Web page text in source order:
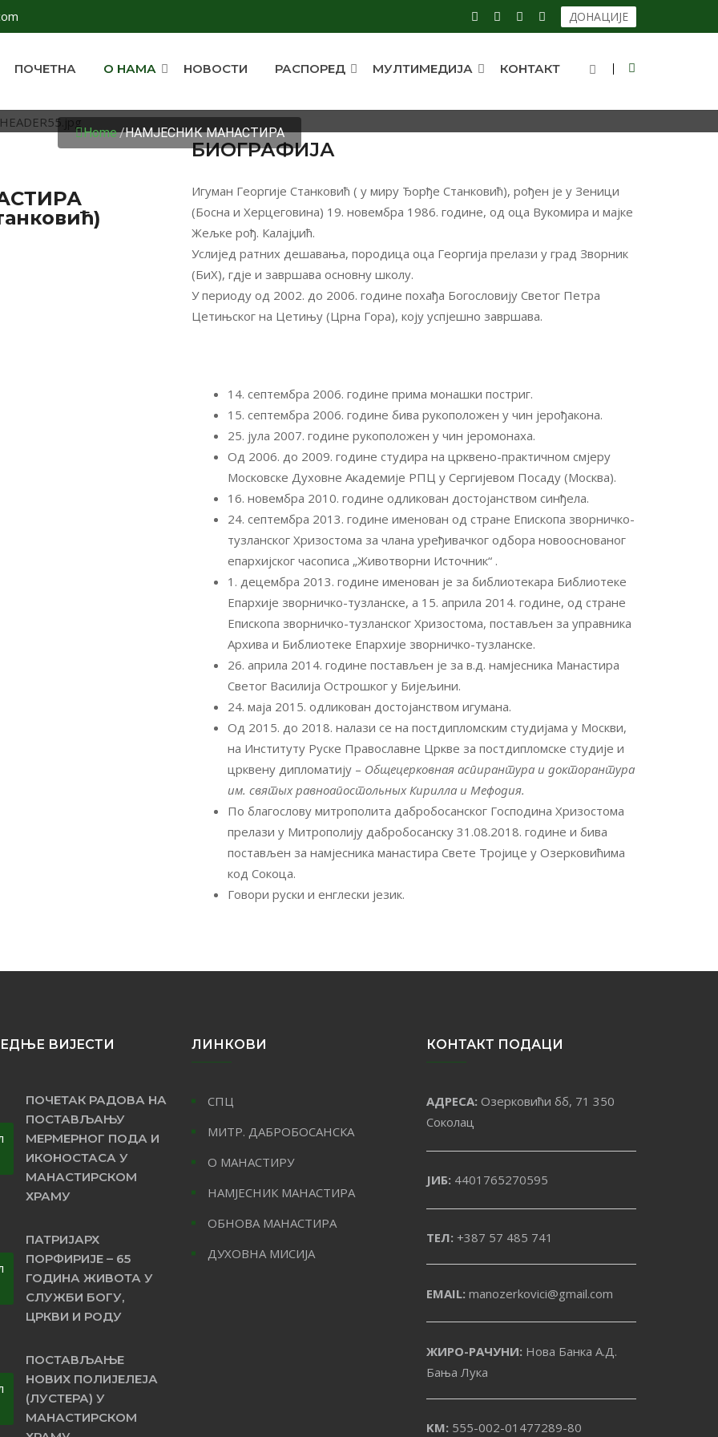
ДОНАЦИЈЕ
ПОЧЕТНА О НАМА НОВОСТИ РАСПОРЕД МУЛТИМЕДИЈА КОНТАКТ
Home/НАМЈЕСНИК МАНАСТИРА
БИОГРАФИЈА
Игуман Георгије Станковић ( у миру Ђорђе Станковић), рођен је у Зеници
(Босна и Херцеговина) 19. новембра 1986. године, од оца Вукомира и мајке
Жељке рођ. Калајџић.
Услијед ратних дешавања, породица оца Георгија прелази у град Зворник
(БиХ), гдје и завршава основну школу.
У периоду од 2002. до 2006. године похађа Богословију Светог Петра
Цетињског на Цетињу (Црна Гора), коју успјешно завршава.
14. септембра 2006. године прима монашки постриг.
15. септембра 2006. године бива рукоположен у чин јерођакона.
25. јула 2007. године рукоположен у чин јеромонаха.
Од 2006. до 2009. године студира на црквено-практичном смјеру
Московске Духовне Академије РПЦ у Сергијевом Посаду (Москва).
16. новембра 2010. године одликован достојанством синђела.
24. септембра 2013. године именован од стране Епископа зворничко-
тузланског Хризостома за члана уређивачког одбора новооснованог
епархијског часописа „Животворни Источник“ .
1. децембра 2013. године именован је за библиотекара Библиотеке
Епархије зворничко-тузланске, а 15. априла 2014. године, од стране
Епископа зворничко-тузланског Хризостома, постављен за управника
Архива и Библиотеке Епархије зворничко-тузланске.
26. априла 2014. године постављен је за в.д. намјесника Манастира
Светог Василија Острошког у Бијељини.
24. маја 2015. одликован достојанством игумана.
Од 2015. до 2018. налази се на постдипломским студијама у Москви,
на Институту Руске Православне Цркве за постдипломске студије и
црквену дипломатију – Общецерковная аспирантура и докторантура
им. святых равноапостольных Кирилла и Мефодия.
По благослову митрополита дабробосанског Господина Хризостома
прелази у Митрополију дабробосанску 31.08.2018. године и бива
постављен за намјесника манастира Свете Тројице у Озерковићима
код Сокоца.
Говори руски и енглески језик.
ВИЈЕСТИ
ПОЧЕТАК РАДОВА НА
ПОСТАВЉАЊУ
МЕРМЕРНОГ ПОДА И
ИКОНОСТАСА У
МАНАСТИРСКОМ
ХРАМУ
ПАТРИЈАРХ
ПОРФИРИЈЕ – 65
ГОДИНА ЖИВОТА У
СЛУЖБИ БОГУ,
ЦРКВИ И РОДУ
ПОСТАВЉАЊЕ
НОВИХ ПОЛИЈЕЛЕЈА
(ЛУСТЕРА) У
МАНАСТИРСКОМ
ЛИНКОВИ
СПЦ
МИТР. ДАБРОБОСАНСКА
О МАНАСТИРУ
НАМЈЕСНИК МАНАСТИРА
ОБНОВА МАНАСТИРА
ДУХОВНА МИСИЈА
КОНТАКТ ПОДАЦИ
АДРЕСА: Озерковићи бб, 71 350
Соколац
ЈИБ: 4401765270595
ТЕЛ: +387 57 485 741
EMAIL: manozerkovici@gmail.com
ЖИРО-РАЧУНИ: Нова Банка А.Д.
Бања Лука
KM: 555-002-01477289-80